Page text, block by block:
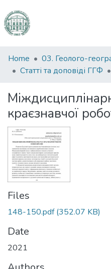
Communities
&
All of DSpace
Statistics
Home
Статті та доповіді ГГФ
краєзнавчої
Files
148-150.pdf(352.07 KB)
Date
2021